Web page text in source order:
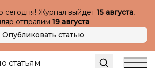
сегодня! Журнал выйдет 15 августа,
отправим 19 августа
Опубликовать статью